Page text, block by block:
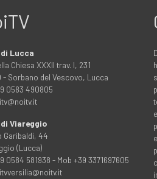
di Lucca
Chiesa XXXII trav. I, 231
- Sorbano del Vescovo, Lucca
0583 490805
di Viareggio
Garibaldi, 44
(Lucca)
0584 581938 - Mob +39 3371697605